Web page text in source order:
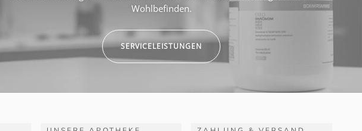
Wohlbefinden.
SERVICELEISTUNGEN